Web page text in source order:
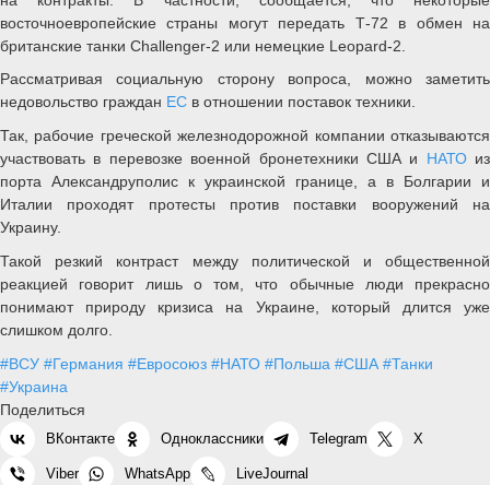
восточноевропейские страны могут передать Т-72 в обмен на
британские танки Challenger-2 или немецкие Leopard-2.
Рассматривая социальную сторону вопроса, можно заметить
недовольство граждан ЕС в отношении поставок техники.
Так, рабочие греческой железнодорожной компании отказываются
участвовать в перевозке военной бронетехники США и НАТО из
порта Александруполис к украинской границе, а в Болгарии и
Италии проходят протесты против поставки вооружений на
Украину.
Такой резкий контраст между политической и общественной
реакцией говорит лишь о том, что обычные люди прекрасно
понимают природу кризиса на Украине, который длится уже
слишком долго.
#ВСУ #Германия #Евросоюз #НАТО #Польша #США #Танки
#Украина
Поделиться
ВКонтакте Одноклассники Telegram X
Viber WhatsApp LiveJournal